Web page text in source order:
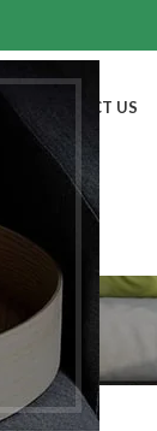
CONTACT US